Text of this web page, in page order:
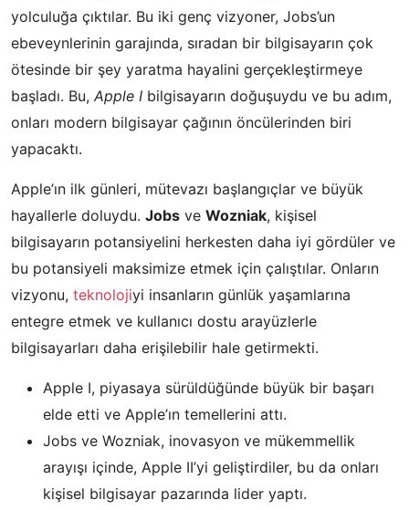
yolculuğa çıktılar. Bu iki genç vizyoner, Jobs’un
ebeveynlerinin garajında, sıradan bir bilgisayarın çok
ötesinde bir şey yaratma hayalini gerçekleştirmeye
başladı. Bu, Apple I bilgisayarın doğuşuydu ve bu adım,
onları modern bilgisayar çağının öncülerinden biri
yapacaktı.
Apple’ın ilk günleri, mütevazı başlangıçlar ve büyük
hayallerle doluydu. Jobs ve Wozniak, kişisel
bilgisayarın potansiyelini herkesten daha iyi gördüler ve
bu potansiyeli maksimize etmek için çalıştılar. Onların
vizyonu, teknolojiyi insanların günlük yaşamlarına
entegre etmek ve kullanıcı dostu arayüzlerle
bilgisayarları daha erişilebilir hale getirmekti.
Apple I, piyasaya sürüldüğünde büyük bir başarı
elde etti ve Apple’ın temellerini attı.
Jobs ve Wozniak, inovasyon ve mükemmellik
arayışı içinde, Apple II’yi geliştirdiler, bu da onları
kişisel bilgisayar pazarında lider yaptı.